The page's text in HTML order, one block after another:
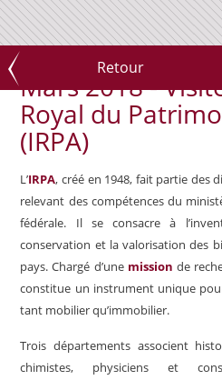
Retour
Mars 2018 -
Royal du
(IRPA)
L’IRPA, créé en 1948, fait partie des
relevant des compétences du
fédérale. Il se consacre à
conservation et la valorisation des
pays. Chargé d’une mission de
constitue un instrument unique
tant mobilier qu’immobilier.
Trois départements associent
chimistes, physiciens et